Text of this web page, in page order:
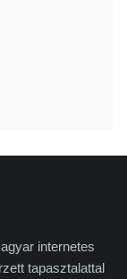
internetes
tapasztalattal